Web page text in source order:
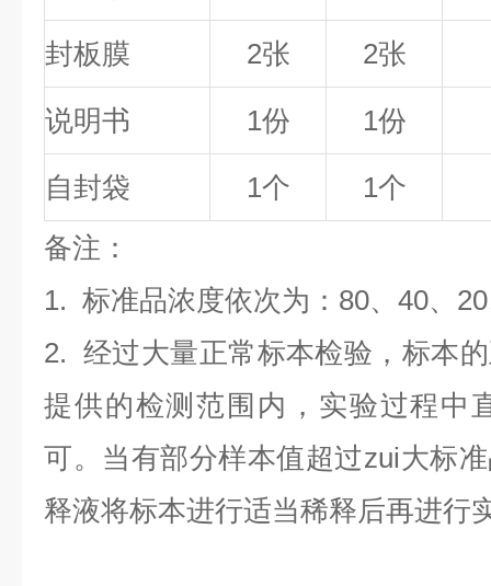
封板膜 2张 2张
说明书 1份 1份
自封袋 1个
1个
备注 ：
1. 标准品浓度依次为：80、40、
2. 经过大量正常标本检验，标本
提供的检测范围内，实验过程中
可。当有部分样本值超过zui大标
释液将标本进行适当稀释后再进行